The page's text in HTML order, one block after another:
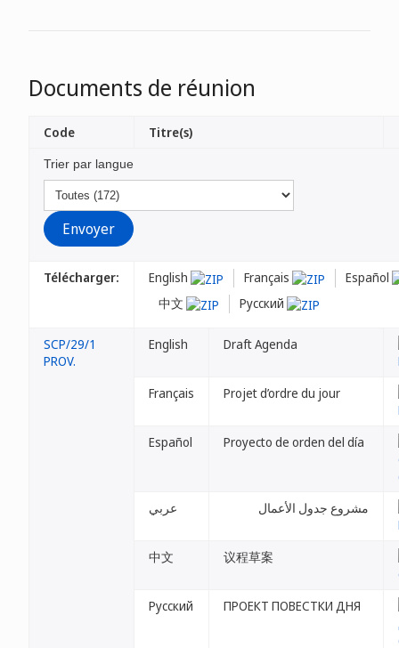
Documents de réunion
Trier par langue
Télécharger: English Français
Español
中文
Русский
Code Titre(s)
SCP/29/1
PROV.
English Draft Agenda
Français Projet d’ordre du jour
Español Proyecto de orden del día
عربي مشروع جدول الأعمال
中文 议程草案
Русский ПРОЕКТ ПОВЕСТКИ ДНЯ